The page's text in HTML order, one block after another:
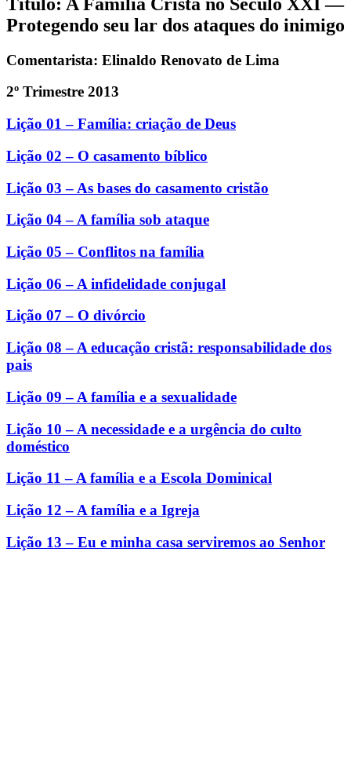
Protegendo seu lar dos ataques do inimigo
Comentarista: Elinaldo Renovato de Lima
2º Trimestre 2013
Lição 01 – Família: criação de Deus
Lição 02 – O casamento bíblico
Lição 03 – As bases do casamento cristão
Lição 04 – A família sob ataque
Lição 05 – Conflitos na família
Lição 06 – A infidelidade conjugal
Lição 07 – O divórcio
Lição 08 – A educação cristã: responsabilidade dos
pais
Lição 09 – A família e a sexualidade
Lição 10 – A necessidade e a urgência do culto
doméstico
Lição 11 – A família e a Escola Dominical
Lição 12 – A família e a Igreja
Lição 13 – Eu e minha casa serviremos ao Senhor